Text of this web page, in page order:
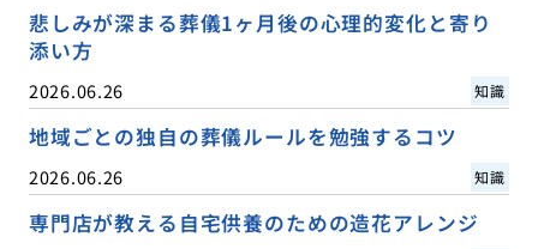
悲しみが深まる葬儀1ヶ月後の心理的変化と寄り
添い方
2026.06.26 知識
地域ごとの独自の葬儀ルールを勉強するコツ
2026.06.26 知識
専門店が教える自宅供養のための造花アレンジ